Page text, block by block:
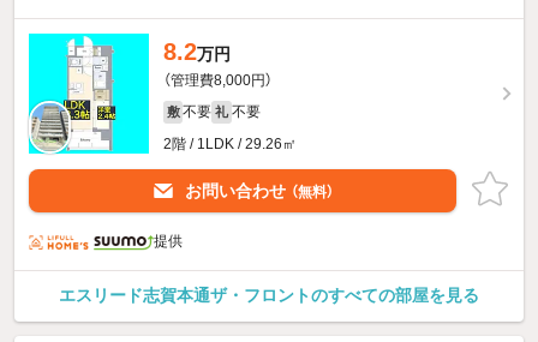
8.2万円
（管理費8,000円）
敷 不要 礼 不要
2階 / 1LDK / 29.26㎡
お問い合わせ （無料）
提供
エスリード志賀本通ザ・フロントのすべての部屋を見る